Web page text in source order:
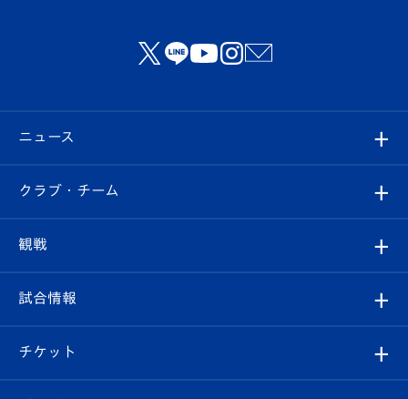
ニュース
すべて
クラブ
試合情報
クラブ・チーム
クラブ概要
エンブレム紹介
観戦
観戦ルール
はじめての観戦ガイド
試合情報
試合日程/結果
チケット